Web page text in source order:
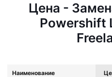
Цена -
Powershift
Наименование